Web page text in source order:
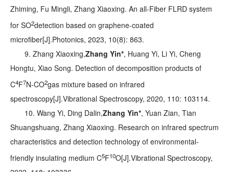
Zhiming, Fu Mingli, Zhang Xiaoxing. An all-Fiber FLRD system
for SO2detection based on graphene-coated
microfiber[J].Photonics, 2023, 10(8): 863.
9. Zhang Xiaoxing,Zhang Yin*, Huang Yi, Li Yi, Cheng
Hongtu, Xiao Song. Detection of decomposition products of
C4F7N-CO2gas mixture based on infrared
spectroscopy[J].Vibrational Spectroscopy, 2020, 110: 103114.
10. Wang Yi, Ding Dalin,Zhang Yin*, Yuan Zian, Tian
Shuangshuang, Zhang Xiaoxing. Research on infrared spectrum
characteristics and detection technology of environmental-
friendly insulating medium C5F10O[J].Vibrational Spectroscopy,